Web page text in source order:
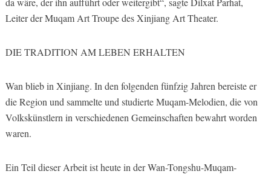
Leiter der Muqam Art Troupe des Xinjiang Art Theater.
DIE TRADITION AM LEBEN ERHALTEN
Wan blieb in Xinjiang. In den folgenden fünfzig Jahren bereiste er
die Region und sammelte und studierte Muqam-Melodien, die von
Volkskünstlern in verschiedenen Gemeinschaften bewahrt worden
waren.
Ein Teil dieser Arbeit ist heute in der Wan-Tongshu-Muqam-